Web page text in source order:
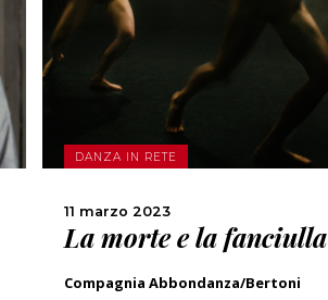
DANZA IN RETE
11 marzo 2023
La morte e la fanciulla
Compagnia Abbondanza/Bertoni